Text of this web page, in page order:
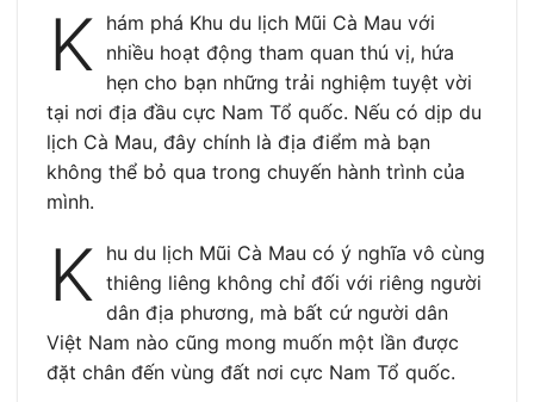
K hám phá Khu du lịch Mũi Cà Mau với
nhiều hoạt động tham quan thú vị, hứa
hẹn cho bạn những trải nghiệm tuyệt vời
tại nơi địa đầu cực Nam Tổ quốc. Nếu có dịp du
lịch Cà Mau, đây chính là địa điểm mà bạn
không thể bỏ qua trong chuyến hành trình của
mình.
K hu du lịch Mũi Cà Mau có ý nghĩa vô cùng
thiêng liêng không chỉ đối với riêng người
dân địa phương, mà bất cứ người dân
Việt Nam nào cũng mong muốn một lần được
đặt chân đến vùng đất nơi cực Nam Tổ quốc.